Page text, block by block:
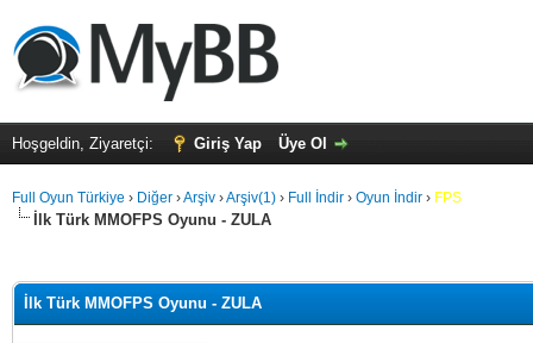
Hoşgeldin, Ziyaretçi: Giriş Yap Üye Ol
Full Oyun Türkiye › Diğer ›Arşiv ›Arşiv(1) › Full İndir › Oyun İndir › FPS
İlk Türk MMOFPS Oyunu - ZULA
İlk Türk MMOFPS Oyunu - ZULA